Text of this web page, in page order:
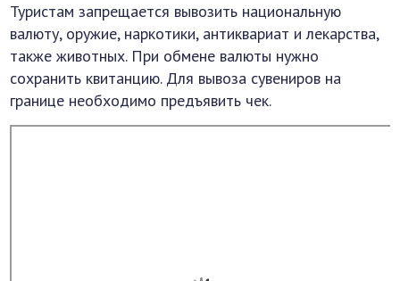
Туристам запрещается вывозить национальную
валюту, оружие, наркотики, антиквариат и лекарства,
также животных. При обмене валюты нужно
сохранить квитанцию. Для вывоза сувениров на
границе необходимо предъявить чек.